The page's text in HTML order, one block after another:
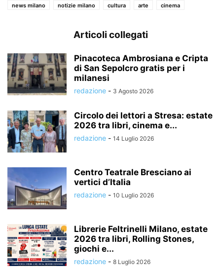
news milano
notizie milano cultura arte cinema
Articoli collegati
Pinacoteca Ambrosiana e Cripta
di San Sepolcro gratis per i
milanesi
redazione - 3 Agosto 2026
Circolo dei lettori a Stresa: estate
2026 tra libri, cinema e...
redazione - 14 Luglio 2026
Centro Teatrale Bresciano ai
vertici d’Italia
redazione - 10 Luglio 2026
Librerie Feltrinelli Milano, estate
2026 tra libri, Rolling Stones,
giochi e...
redazione - 8 Luglio 2026